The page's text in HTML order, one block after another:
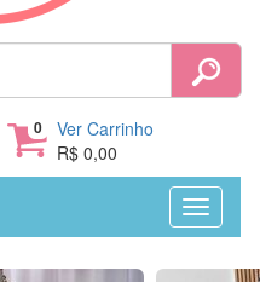
0
Ver Carrinho
R$ 0,00